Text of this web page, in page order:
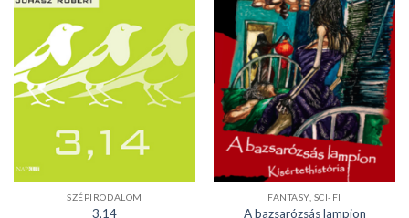
SZÉPIRODALOM
3,14
FANTASY, SCI-FI
A bazsarózsás lampion